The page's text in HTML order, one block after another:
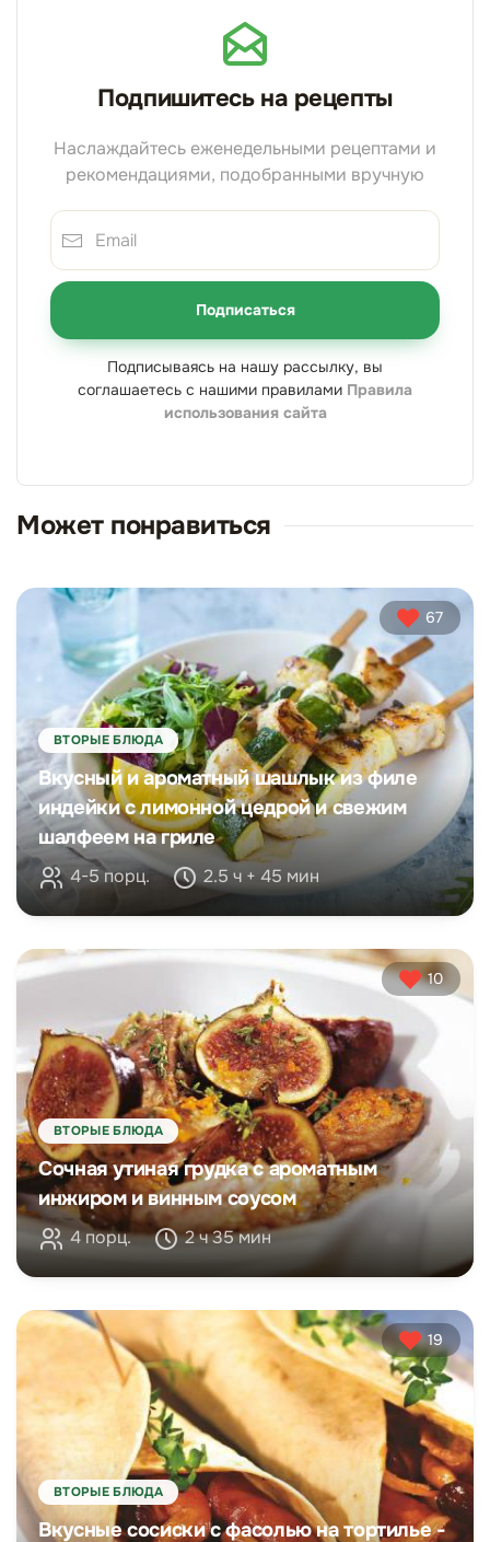
Подпишитесь на рецепты
Наслаждайтесь еженедельными рецептами и
рекомендациями, подобранными вручную
Подписаться
Подписываясь на нашу рассылку, вы
соглашаетесь с нашими правилами Правила
использования сайта
Может понравиться
67
ВТОРЫЕ БЛЮДА
Вкусный и ароматный шашлык из филе
индейки с лимонной цедрой и свежим
шалфеем на гриле
4-5 порц. 2.5 ч + 45 мин
10
ВТОРЫЕ БЛЮДА
Сочная утиная грудка с ароматным
инжиром и винным соусом
4 порц. 2 ч 35 мин
19
ВТОРЫЕ БЛЮДА
Вкусные сосиски с фасолью на тортилье -